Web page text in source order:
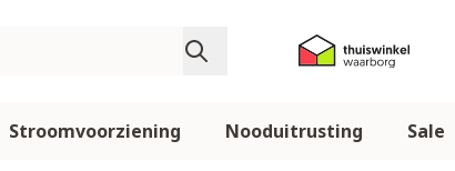
Stroomvoorziening Nooduitrusting Sale